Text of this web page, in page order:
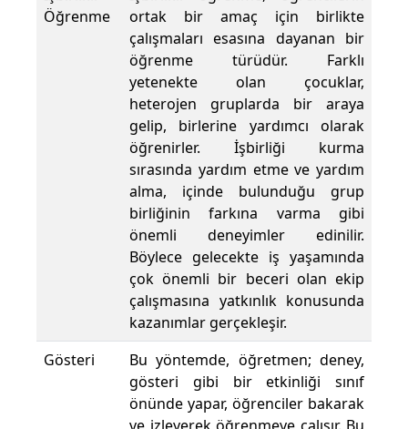
Öğrenme
ortak bir amaç için birlikte
çalışmaları esasına dayanan bir
öğrenme türüdür. Farklı
yetenekte olan çocuklar,
heterojen gruplarda bir araya
gelip, birlerine yardımcı olarak
öğrenirler. İşbirliği kurma
sırasında yardım etme ve yardım
alma, içinde bulunduğu grup
birliğinin farkına varma gibi
önemli deneyimler edinilir.
Böylece gelecekte iş yaşamında
çok önemli bir beceri olan ekip
çalışmasına yatkınlık konusunda
kazanımlar gerçekleşir.
Gösteri
Bu yöntemde, öğretmen; deney,
gösteri gibi bir etkinliği sınıf
önünde yapar, öğrenciler bakarak